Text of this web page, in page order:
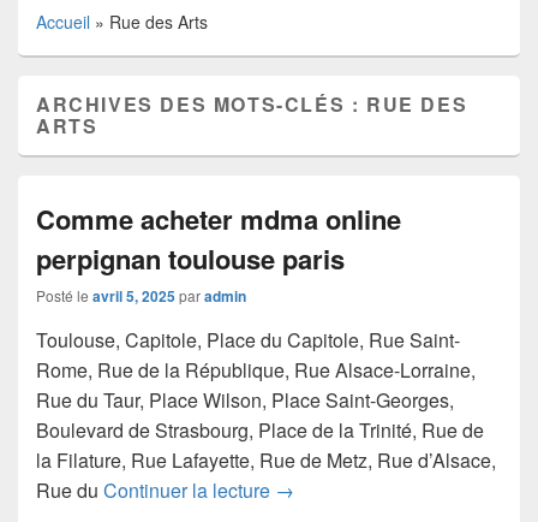
Accueil » Rue des Arts
ARCHIVES DES MOTS-CLÉS : RUE DES
ARTS
Comme acheter mdma online
perpignan toulouse paris
Posté le avril 5, 2025paradmin
Toulouse, Capitole, Place du Capitole, Rue Saint-
Rome, Rue de la République, Rue Alsace-Lorraine,
Rue du Taur, Place Wilson, Place Saint-Georges,
Boulevard de Strasbourg, Place de la Trinité, Rue de
la Filature, Rue Lafayette, Rue de Metz, Rue d’Alsace,
Rue du Continuer la lecture Comme acheter mdma online
→